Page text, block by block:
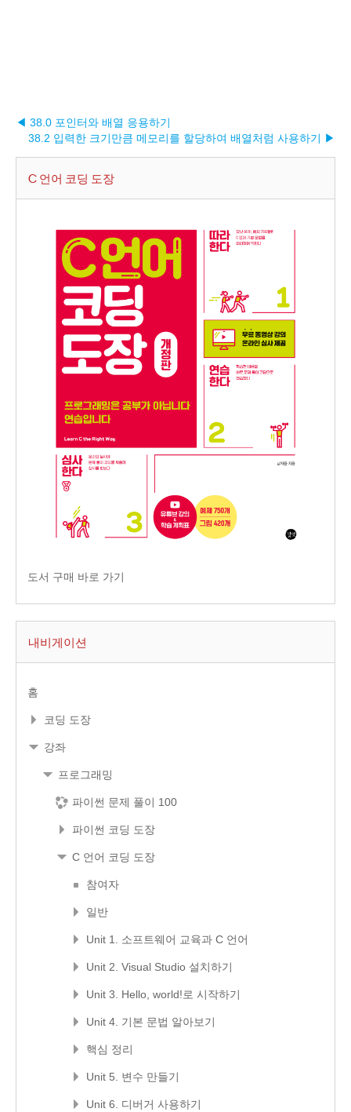
◀ 38.0 포인터와 배열 응용하기
38.2 입력한 크기만큼 메모리를 할당하여 배열처럼 사용하기 ▶︎
C 언어 코딩 도장
도서 구매 바로 가기
내비게이션
홈
코딩 도장
강좌
프로그래밍
파이썬 문제 풀이 100
파이썬 코딩 도장
C 언어 코딩 도장
참여자
일반
Unit 1. 소프트웨어 교육과 C 언어
Unit 2. Visual Studio 설치하기
Unit 3. Hello, world!로 시작하기
Unit 4. 기본 문법 알아보기
핵심 정리
Unit 5. 변수 만들기
Unit 6. 디버거 사용하기